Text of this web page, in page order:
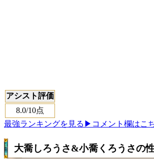
アシスト評価
8.0/10点
最強ランキングを見る ▶コメント欄はこ
大喬しろうさ&小喬くろうさの